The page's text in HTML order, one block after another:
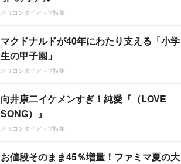
オリコンタイアップ特集
マクドナルドが40年にわたり支える「小学
生の甲子園」
オリコンタイアップ特集
向井康二イケメンすぎ！純愛『（LOVE
SONG）』
オリコンタイアップ特集
お値段そのまま45％増量！ファミマ夏の大